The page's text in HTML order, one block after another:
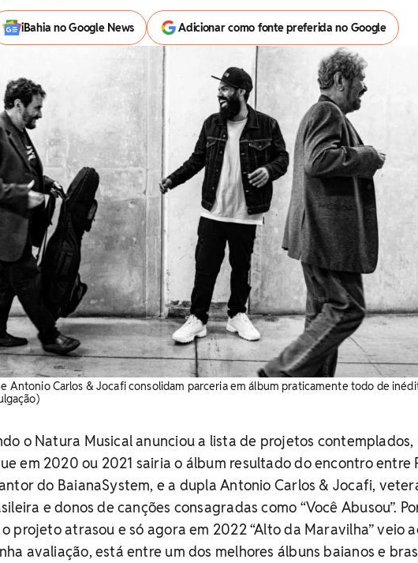
iBahia no Google News Adicionar como fonte preferida no Google
e Antonio Carlos & Jocafi consolidam parceria em álbum praticamente todo de
o Natura Musical anunciou a lista de projetos contemplados,
em 2020 ou 2021 sairia o álbum resultado do encontro entre
do BaianaSystem, e a dupla Antonio Carlos & Jocafi,
e donos de canções consagradas como “Você Abusou”.
projeto atrasou e só agora em 2022 “Alto da Maravilha” veio
avaliação, está entre um dos melhores álbuns baianos e